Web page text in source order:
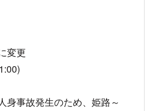
変更
身事故発生のため、姫路～